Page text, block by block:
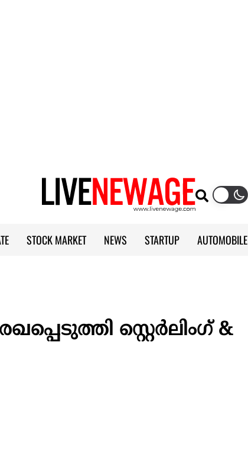
STOCK MARKET NEWS STARTUP AUTOMOBILE
സ്റ്റെർലിംഗ് &